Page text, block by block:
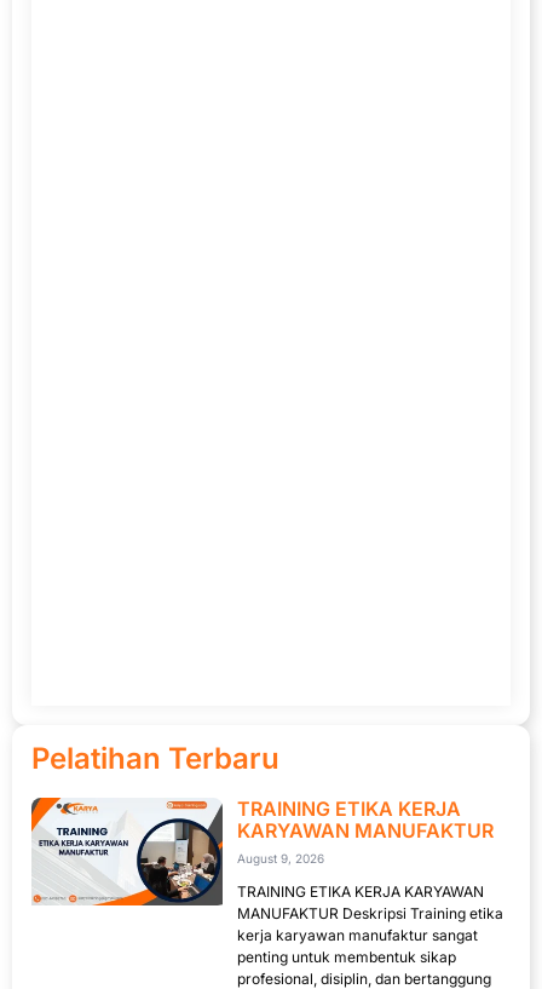
Pelatihan Terbaru
TRAINING ETIKA KERJA
KARYAWAN MANUFAKTUR
August 9, 2026
TRAINING ETIKA KERJA KARYAWAN
MANUFAKTUR Deskripsi Training etika
kerja karyawan manufaktur sangat
penting untuk membentuk sikap
profesional, disiplin, dan bertanggung